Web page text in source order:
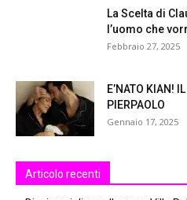
La Scelta di
l’uomo che
Febbraio 27, 2025
E’NATO KIAN!
PIERPAOLO
Gennaio 17, 2025
Articolo recenti